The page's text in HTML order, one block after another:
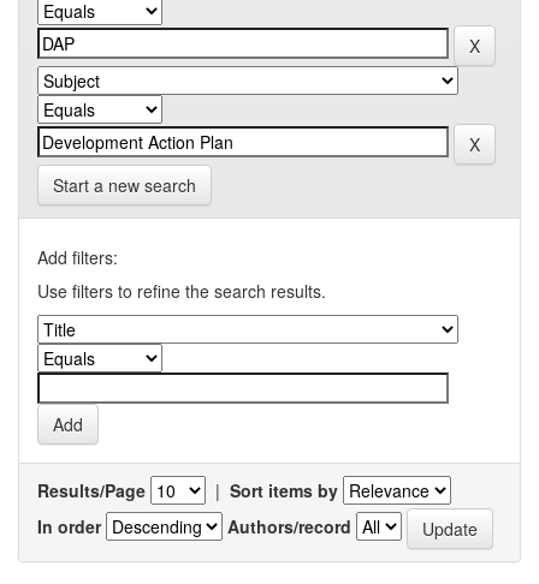
Start a new search
Add filters:
Use filters to refine the search results.
Results/Page | Sort items by
In order
Authors/record